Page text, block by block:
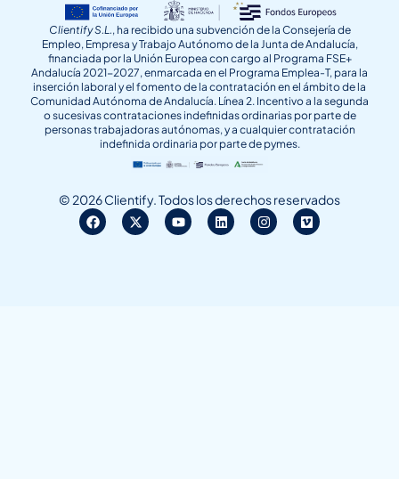
Clientify S.L., ha recibido una subvención de la Consejería de
Empleo, Empresa y Trabajo Autónomo de la Junta de Andalucía,
financiada por la Unión Europea con cargo al Programa FSE+
Andalucía 2021-2027, enmarcada en el Programa Emplea-T, para la
inserción laboral y el fomento de la contratación en el ámbito de la
Comunidad Autónoma de Andalucía. Línea 2. Incentivo a la segunda
o sucesivas contrataciones indefinidas ordinarias por parte de
personas trabajadoras autónomas, y a cualquier contratación
indefinida ordinaria por parte de pymes.
© 2026 Clientify. Todos los derechos reservados